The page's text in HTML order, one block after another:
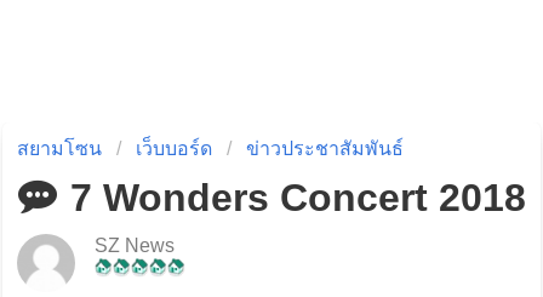
สยามโซน เว็บบอร์ด ข่าวประชาสัมพันธ์
7 Wonders Concert 2018
SZ News